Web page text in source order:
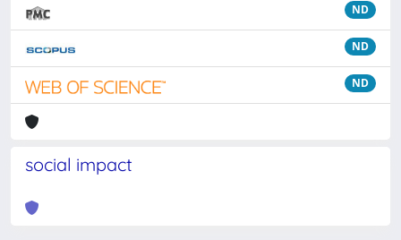
ND
ND
ND
social impact